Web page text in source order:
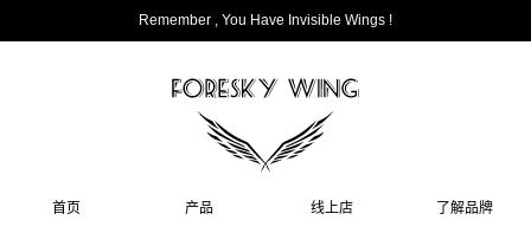
Remember , You Have Invisible Wings !
首页 产品 线上店 了解品牌